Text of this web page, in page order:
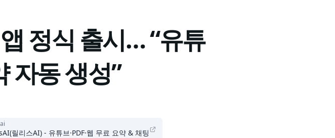
정식 출시… “유튜
자동 생성”
릴리스AI) - 유튜브·PDF·웹 무료 요약 & 채팅